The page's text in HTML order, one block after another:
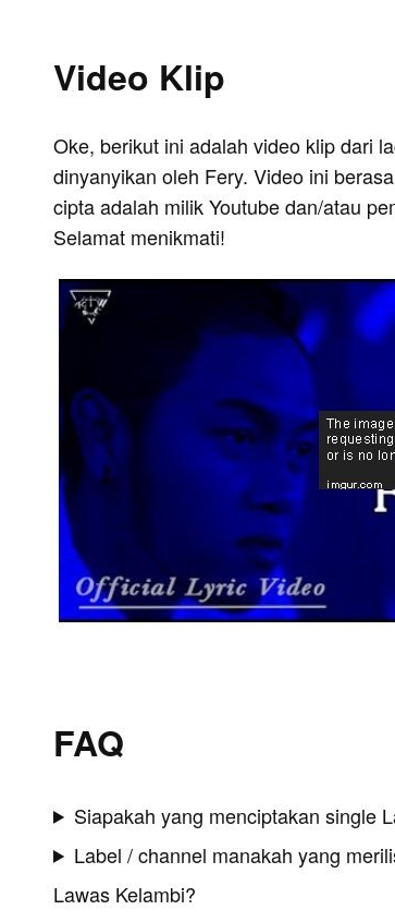
Video Klip
Oke, berikut ini adalah video klip dari
dinyanyikan oleh Fery. Video ini
cipta adalah milik Youtube dan/atau
Selamat menikmati!
FAQ
Siapakah yang menciptakan single
Label / channel manakah yang
Lawas Kelambi?